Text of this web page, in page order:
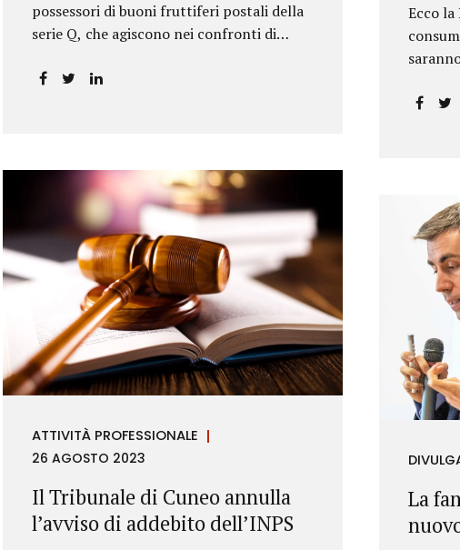
possessori di buoni fruttiferi postali della
serie Q, che agiscono nei confronti di
Ecco la Direttiva CCD II sul credito al
ATTIVITÀ PROFESSIONALE
26 AGOSTO 2023
Il Tribunale di Cuneo annulla
l’avviso di addebito dell’INPS
La